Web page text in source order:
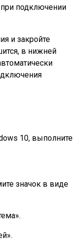
подключении
и закройте
в нижней
10, выполните
значок в виде